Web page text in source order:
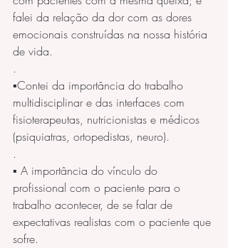
falei da relação da dor com as dores
emocionais construídas na nossa história
de vida.
.
▪️Contei da importância do trabalho
multidisciplinar e das interfaces com
fisioterapeutas, nutricionistas e médicos
(psiquiatras, ortopedistas, neuro).
.
▪️ A importância do vínculo do
profissional com o paciente para o
trabalho acontecer, de se falar de
expectativas realistas com o paciente que
sofre.